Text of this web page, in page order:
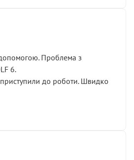
Проблема з
6.
до роботи. Швидко